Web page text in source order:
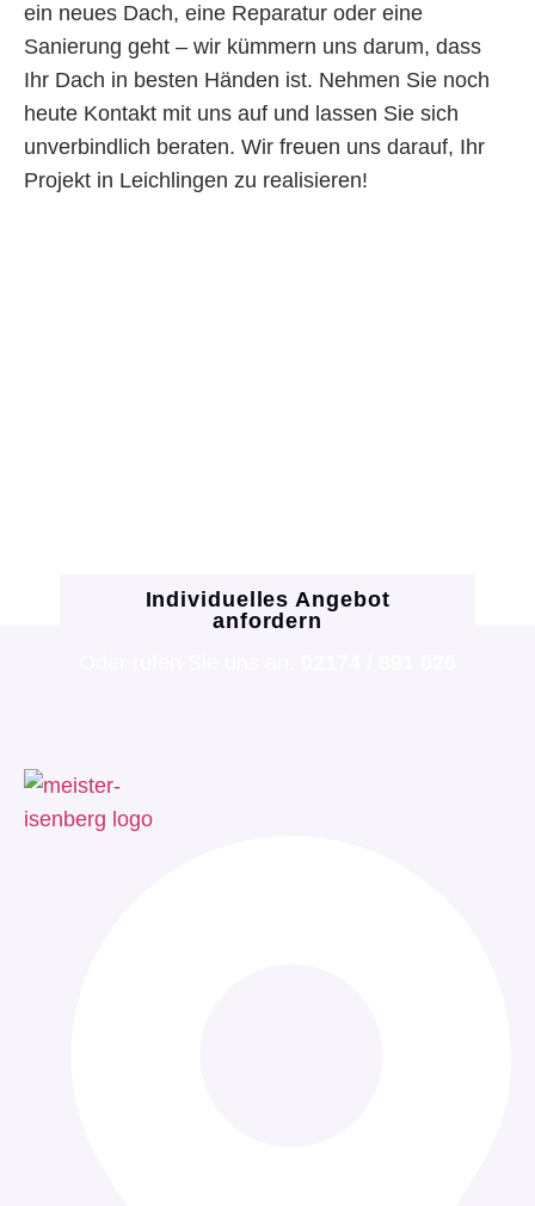
ein neues Dach, eine Reparatur oder eine
Sanierung geht – wir kümmern uns darum, dass
Ihr Dach in besten Händen ist. Nehmen Sie noch
heute Kontakt mit uns auf und lassen Sie sich
unverbindlich beraten. Wir freuen uns darauf, Ihr
Projekt in Leichlingen zu realisieren!
Individuelles Angebot
anfordern